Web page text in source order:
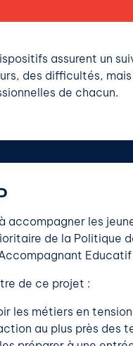
assurent un
des difficultés,
de chacun.
à accompagner les
de la Politique
de ce projet :
les métiers en
au plus près des